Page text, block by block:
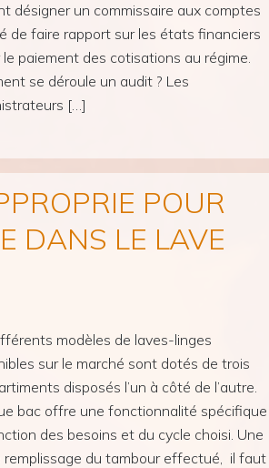
désigner un commissaire aux comptes
de faire rapport sur les états financiers
le paiement des cotisations au régime.
se déroule un audit ? Les
[…]
POUR
DANS LE LAVE
modèles de laves-linges
sur le marché sont dotés de trois
disposés l’un à côté de l’autre.
bac offre une fonctionnalité spécifique
des besoins et du cycle choisi. Une
remplissage du tambour effectué, il faut